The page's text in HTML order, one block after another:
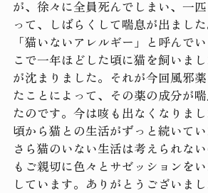
が、徐々に全員死んでしまい、一
って、しばらくして喘息が出まし
「猫いないアレルギー」と呼んで
こで一年ほどした頃に猫を飼いま
が沈まりました。それが今回風邪
たことによって、その薬の成分が
たのです。今は咳も出なくなりま
頃から猫との生活がずっと続いて
さら猫のいない生活は考えられな
もご親切に色々とサゼッションを
しています。ありがとうございまし